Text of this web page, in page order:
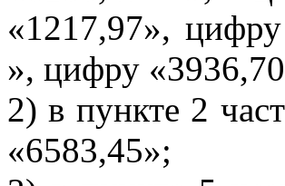
«1217,97»,
», цифру
2) в пункте 2
«6583,45»;